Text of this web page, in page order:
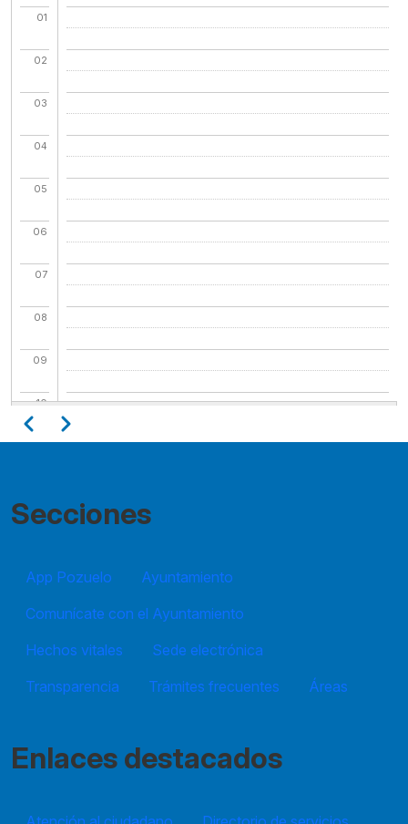
01
02
03
04
05
06
07
08
09
10
11
14
15
Paginación
AnteriorSiguiente
Secciones
App Pozuelo
Ayuntamiento
Comunícate con el Ayuntamiento
Hechos vitales
Sede electrónica
Transparencia
Trámites frecuentes Áreas
Enlaces destacados